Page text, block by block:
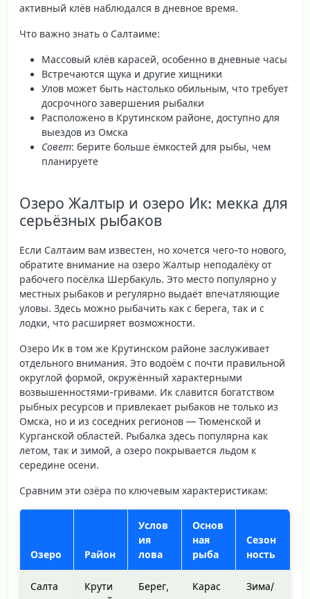
активный клёв наблюдался в дневное время.
Что важно знать о Салтаиме:
Массовый клёв карасей, особенно в дневные часы
Встречаются щука и другие хищники
Улов может быть настолько обильным, что требует
досрочного завершения рыбалки
Расположено в Крутинском районе, доступно для
выездов из Омска
Совет: берите больше ёмкостей для рыбы, чем
планируете
Озеро Жалтыр и озеро Ик: мекка для
серьёзных рыбаков
Если Салтаим вам известен, но хочется чего-то нового,
обратите внимание на озеро Жалтыр неподалёку от
рабочего посёлка Шербакуль. Это место популярно у
местных рыбаков и регулярно выдаёт впечатляющие
уловы. Здесь можно рыбачить как с берега, так и с
лодки, что расширяет возможности.
Озеро Ик в том же Крутинском районе заслуживает
отдельного внимания. Это водоём с почти правильной
округлой формой, окружённый характерными
возвышенностями-гривами. Ик славится богатством
рыбных ресурсов и привлекает рыбаков не только из
Омска, но и из соседних регионов — Тюменской и
Курганской областей. Рыбалка здесь популярна как
летом, так и зимой, а озеро покрывается льдом к
середине осени.
Сравним эти озёра по ключевым характеристикам:
Озеро Район
Услов
ия
лова
Основ
ная
рыба
Сезон
ность
Салта
Крути
Берег,
Карас
Зима/